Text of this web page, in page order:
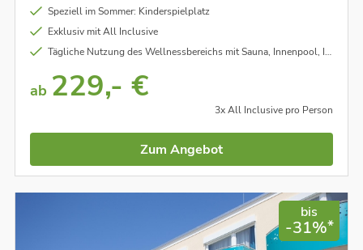
Speziell im Sommer: Kinderspielplatz
Exklusiv mit All Inclusive
Tägliche Nutzung des Wellnessbereichs mit Sauna, Innenpool, Infrarotkabine, Ruheraum, Erfrischungsbereich uvm.
ab 229,- €
3x All Inclusive pro Person
Zum Angebot
bis
-31%*